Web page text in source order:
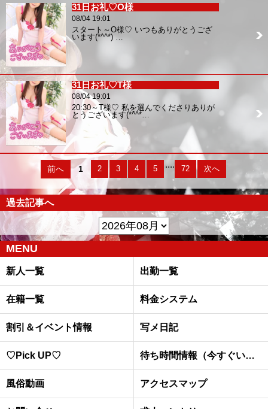
31日お礼♡O様
08/04 19:01
スタート～O様♡ いつもありがとうござ
います(*^^*) …
31日お礼♡T様
08/04 19:01
20:30～T様♡ 私を選んでくださりありが
とうございます(*^^*…
前へ 1 2 3 4 5 .... 72 次へ
過去記事へ
MENU
新人一覧 出勤一覧
在籍一覧 料金システム
割引＆イベント情報 写メ日記
♡Pick UP♡ 待ち時間情報（今すぐいける娘）
風俗動画 アクセスマップ